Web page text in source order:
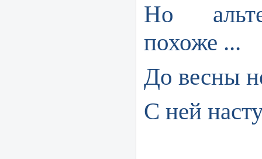
Но
похоже ...
До весны
С ней